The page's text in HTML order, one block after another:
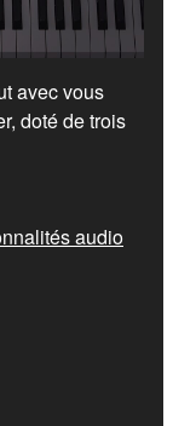
avec vous
doté de trois
audio